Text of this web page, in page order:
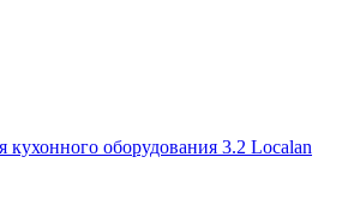
кухонного оборудования 3.2 Localan